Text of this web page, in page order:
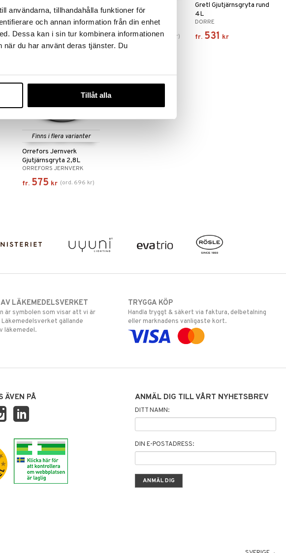
användarna, tillhandahålla funktioner för
och annan information från din enhet
Dessa kan i sin tur kombinera informationen
du har använt deras tjänster. Du
Tillåt alla
Gjutjärnsgryta 5L
ORREFORS JERNVERK
945 kr
Gjutjärnsgryta 3.5L
ORREFORS JERNVERK
fr. 694 kr (ord.779 kr)
Gretl Gjutjärnsgryta rund
4L
DORRE
fr. 531 kr
Finns i flera varianter
Orrefors Jernverk
Gjutjärnsgryta 2,8L
ORREFORS JERNVERK
fr. 575 kr (ord. 696 kr)
-17%
LÄKEMEDELSVERKET
är symbolen som visar att vi är
Läkemedelsverket gällande
läkemedel.
TRYGGA KÖP
Handla tryggt & säkert via faktura, delbetalning
eller marknadens vanligaste kort.
ÄVEN PÅ ANMÄL DIG TILL VÅRT NYHETSBREV
DITT NAMN:
DIN E-POSTADRESS: